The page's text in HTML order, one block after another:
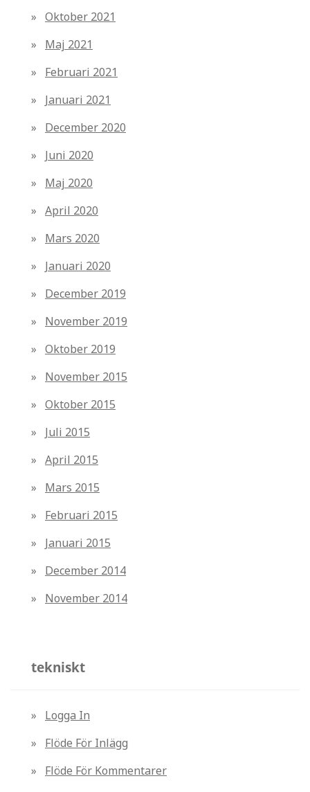
Oktober 2021
Maj 2021
Februari 2021
Januari 2021
December 2020
Juni 2020
Maj 2020
April 2020
Mars 2020
Januari 2020
December 2019
November 2019
Oktober 2019
November 2015
Oktober 2015
Juli 2015
April 2015
Mars 2015
Februari 2015
Januari 2015
December 2014
November 2014
tekniskt
Logga In
Flöde För Inlägg
Flöde För Kommentarer